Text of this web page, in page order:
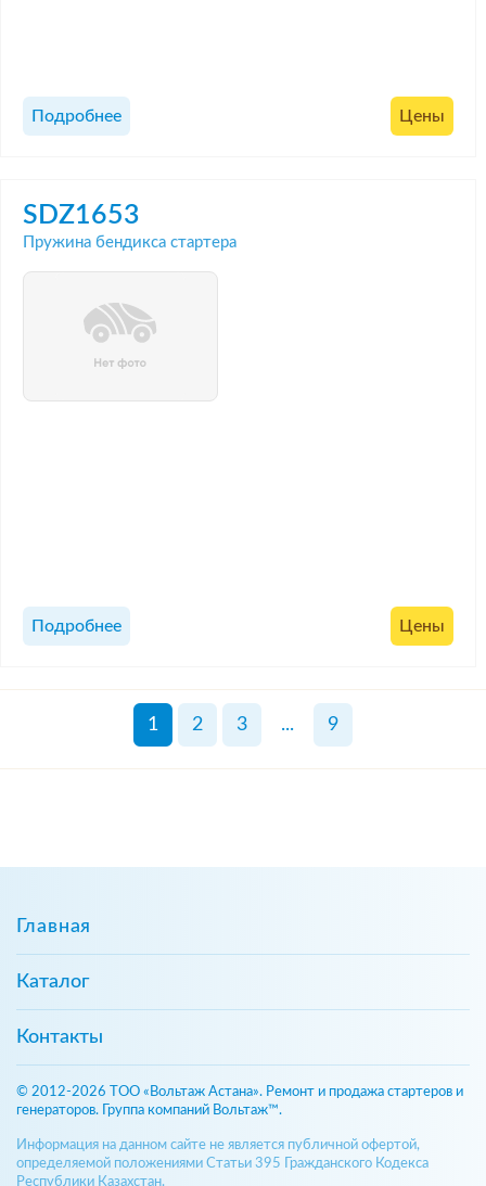
Подробнее Цены
SDZ1653
Пружина бендикса стартера
Подробнее Цены
1 2 3 ... 9
Главная
Каталог
Контакты
© 2012-2026 ТОО «Вольтаж Астана». Ремонт и продажа стартеров и
генераторов. Группа компаний Вольтаж™.
Информация на данном сайте не является публичной офертой,
определяемой положениями Статьи 395 Гражданского Кодекса
Республики Казахстан.